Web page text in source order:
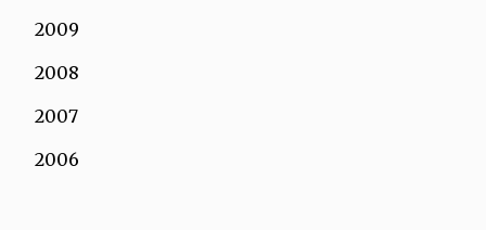
2009
2008
2007
2006